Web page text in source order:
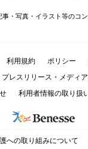
・写真・イラスト等のコ
利用規約 ポリシー
レスリリース・メディ
利用者情報の取り扱
への取り組みについて